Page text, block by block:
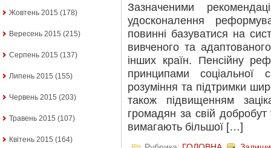
Жовтень 2015 (178)
Вересень 2015 (215)
Серпень 2015 (137)
Липень 2015 (155)
Червень 2015 (203)
Травень 2015 (107)
Квітень 2015 (164)
Зазначеними
удосконалення
повинні базуватися на
вивченого та
інших країн. Пенсійну
принципами соціальної
розуміння та підтримки
також підвищенням
громадян за свій
вимагають більшої […]